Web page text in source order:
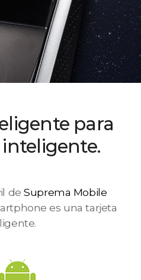
para
deSuprema Mobile
es una tarjeta